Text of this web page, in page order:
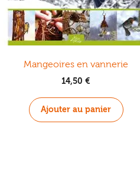
Mangeoires en vannerie
14,50€
Ajouter au panier